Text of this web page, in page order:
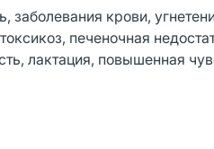
заболевания крови,
печеночная
лактация, повышенная